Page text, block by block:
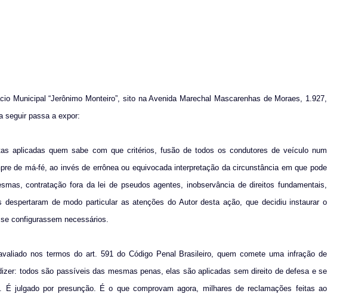
Municipal “Jerônimo Monteiro”, sito na Avenida Marechal Mascarenhas de Moraes, 1.927,
seguir passa a expor:
aplicadas quem sabe com que critérios, fusão de todos os condutores de veículo num
de má-fé, ao invés de errônea ou equivocada interpretação da circunstância em que pode
contratação fora da lei de pseudos agentes, inobservância de direitos fundamentais,
de modo particular as atenções do Autor desta ação, que decidiu instaurar o
configurassem necessários.
nos termos do art. 591 do Código Penal Brasileiro, quem comete uma infração de
todos são passíveis das mesmas penas, elas são aplicadas sem direito de defesa e se
julgado por presunção. É o que comprovam agora, milhares de reclamações feitas ao